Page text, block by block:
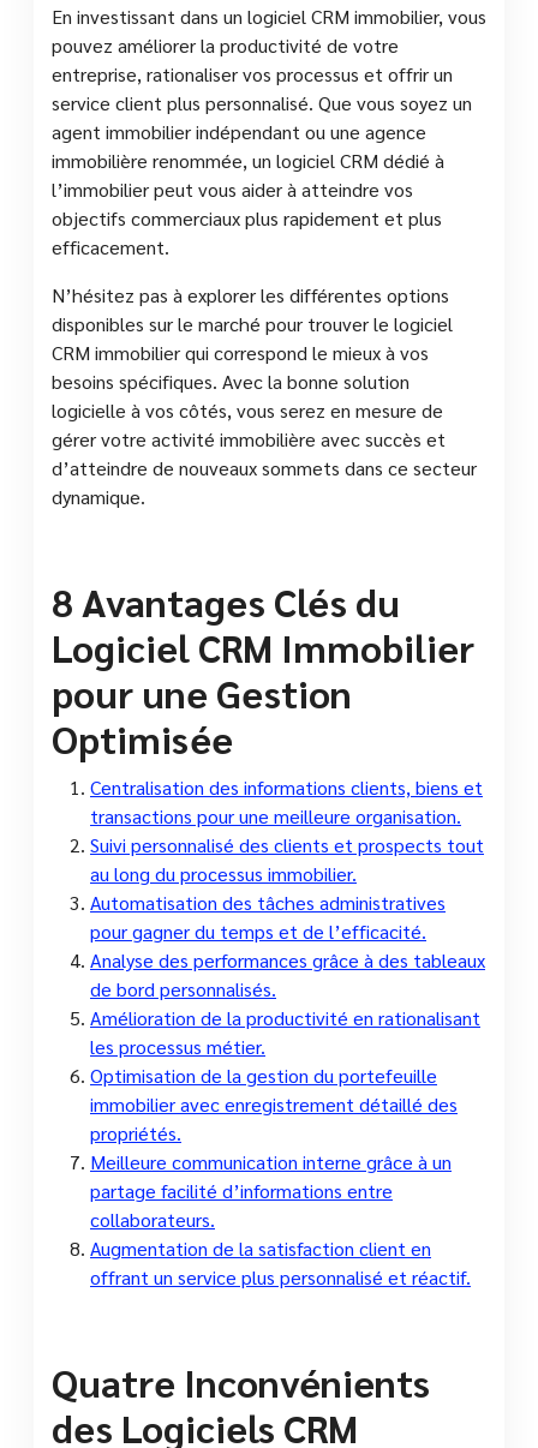
En investissant dans un logiciel CRM immobilier, vous
pouvez améliorer la productivité de votre
entreprise, rationaliser vos processus et offrir un
service client plus personnalisé. Que vous soyez un
agent immobilier indépendant ou une agence
immobilière renommée, un logiciel CRM dédié à
l’immobilier peut vous aider à atteindre vos
objectifs commerciaux plus rapidement et plus
efficacement.
N’hésitez pas à explorer les différentes options
disponibles sur le marché pour trouver le logiciel
CRM immobilier qui correspond le mieux à vos
besoins spécifiques. Avec la bonne solution
logicielle à vos côtés, vous serez en mesure de
gérer votre activité immobilière avec succès et
d’atteindre de nouveaux sommets dans ce secteur
dynamique.
8 Avantages Clés du
Logiciel CRM Immobilier
pour une Gestion
Optimisée
Centralisation des informations clients, biens et
transactions pour une meilleure organisation.
Suivi personnalisé des clients et prospects tout
au long du processus immobilier.
Automatisation des tâches administratives
pour gagner du temps et de l’efficacité.
Analyse des performances grâce à des tableaux
de bord personnalisés.
Amélioration de la productivité en rationalisant
les processus métier.
Optimisation de la gestion du portefeuille
immobilier avec enregistrement détaillé des
propriétés.
Meilleure communication interne grâce à un
partage facilité d’informations entre
collaborateurs.
Augmentation de la satisfaction client en
offrant un service plus personnalisé et réactif.
Quatre Inconvénients
des Logiciels CRM